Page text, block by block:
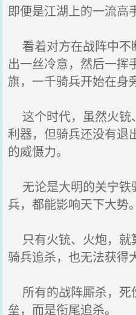
即便是江湖上的一流高
看着对方在战阵中不
出一丝冷意，然后一挥
旗，一千骑兵开始在身
这个时代，虽然火铳
利器，但骑兵还没有退
的威慑力。
无论是大明的关宁铁
兵，都能影响天下大势。
只有火铳、火炮，就
骑兵追杀，也无法获得
所有的战阵厮杀，死
垒，而是衔尾追杀。